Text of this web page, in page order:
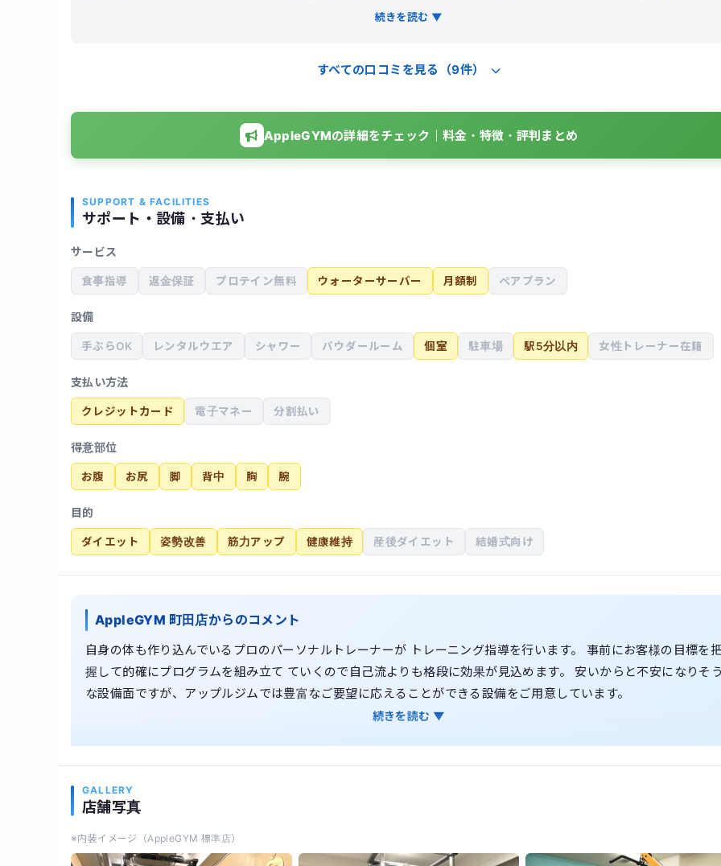
れました。無理な負荷ではなく、正しいフォームを重視する内容で、毎回終わった後に体が軽くなる感覚がありま
続きを読む ▼
すべての口コミを見る（9件）
AppleGYMの詳細をチェック｜料金・特徴・評判まとめ
SUPPORT & FACILITIES
サポート・設備・支払い
サービス
食事指導 返金保証 プロテイン無料 ウォーターサーバー 月額制 ペアプラン
設備
手ぶらOK レンタルウエア シャワー パウダールーム 個室 駐車場 駅5分以内 女性トレーナー在籍
支払い方法
クレジットカード 電子マネー 分割払い
得意部位
お腹 お尻 脚 背中 胸 腕
目的
ダイエット 姿勢改善 筋力アップ 健康維持 産後ダイエット 結婚式向け
AppleGYM 町田店からのコメント
自身の体も作り込んでいるプロのパーソナルトレーナーが トレーニング指導を行います。 事前にお客様の目標を
握して的確にプログラムを組み立て ていくので自己流よりも格段に効果が見込めます。 安いからと不安になりそ
な設備面ですが、アップルジムでは豊富なご要望に応えることができる設備をご用意しています。
続きを読む ▼
GALLERY
店舗写真
※内装イメージ（AppleGYM 標準店）